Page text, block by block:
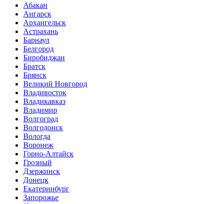
Абакан
Ангарск
Архангельск
Астрахань
Барнаул
Белгород
Биробиджан
Братск
Брянск
Великий Новгород
Владивосток
Владикавказ
Владимир
Волгоград
Волгодонск
Вологда
Воронеж
Горно-Алтайск
Грозный
Дзержинск
Донецк
Екатеринбург
Запорожье